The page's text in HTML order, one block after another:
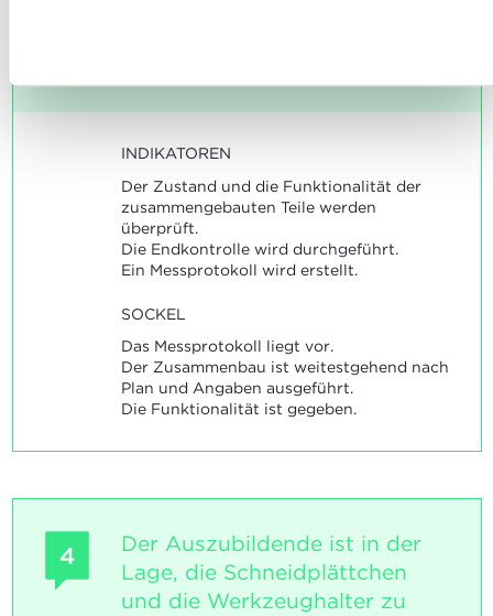
INDIKATOREN
Der Zustand und die Funktionalität der
zusammengebauten Teile werden
überprüft.
Die Endkontrolle wird durchgeführt.
Ein Messprotokoll wird erstellt.
SOCKEL
Das Messprotokoll liegt vor.
Der Zusammenbau ist weitestgehend nach
Plan und Angaben ausgeführt.
Die Funktionalität ist gegeben.
4
Der Auszubildende ist in der
Lage, die Schneidplättchen
und die Werkzeughalter zu